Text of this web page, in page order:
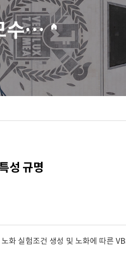
이차 유기입자 노화에 따른 VBS 모수화 및 물리·화학적 특성 규명
성 규명
화 실험조건 생성 및 노화에 따른